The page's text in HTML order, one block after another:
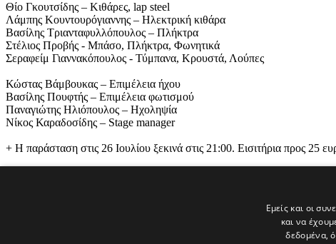
Θίο Γκουτσίδης – Κιθάρες, lap steel
Λάμπης Κουντουρόγιαννης – Ηλεκτρική κιθάρα
Βασίλης Τριανταφυλλόπουλος – Πλήκτρα
Στέλιος Προβής - Μπάσο, Πλήκτρα, Φωνητικά
Σεραφείμ Γιαννακόπουλος - Τύμπανα, Κρουστά, Λούπες
Κώστας Βάμβουκας – Επιμέλεια ήχου
Βασίλης Πουφτής – Επιμέλεια φωτισμού
Παναγιώτης Ηλιόπουλος – Ηχοληψία
Νίκος Καραδοσίδης – Stage manager
+ Η παράσταση στις 26 Ιουλίου ξεκινά στις 21:00. Εισιτήρια
Εμείς και οι
και να
δεδομένα,